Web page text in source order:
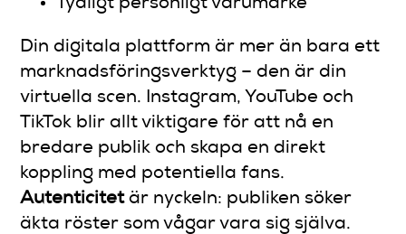
Din digitala plattform är mer än bara ett
marknadsföringsverktyg – den är din
virtuella scen. Instagram, YouTube och
TikTok blir allt viktigare för att nå en
bredare publik och skapa en direkt
koppling med potentiella fans.
Autenticitetär nyckeln: publiken söker
äkta röster som vågar vara sig själva.